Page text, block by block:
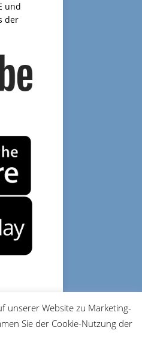
und
der
IMPRESSUM
unserer Website zu Marketing-
Sie der Cookie-Nutzung der